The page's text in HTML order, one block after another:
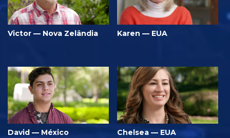
Victor — Nova Zelândia Karen — EUA
David — México Chelsea — EUA